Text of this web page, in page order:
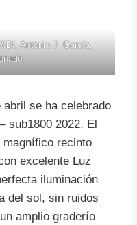
Antonio J. García,
se ha celebrado
sub1800 2022. El
magnífico recinto
excelente Luz
iluminación
del sol, sin ruidos
amplio graderío